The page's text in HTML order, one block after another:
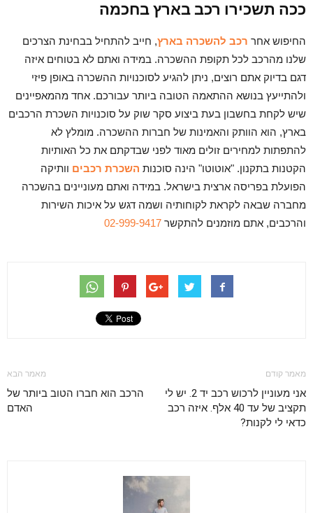
ככה תשכירו רכב בארץ בחכמה
החיפוש אחר רכב להשכרה בארץ, חייב להתחיל בבחינת הצרכים
שלנו מהרכב לכל תקופת ההשכרה. במידה ואתם לא בטוחים איזה
דגם בדיוק אתם רוצים, ניתן להגיע לסוכנויות ההשכרה באופן פיזי
ולהתייעץ בנושא ההתאמה הטובה ביותר עבורכם. אחד מהמאפיינים
שיש לקחת בחשבון בעת ביצוע סקר שוק על סוכנויות השכרת הרכבים
בארץ, הוא הוותק והאמינות של חברות ההשכרה. מומלץ לא
להתפתות למחירים זולים מאוד לפני שבדקתם את כל האותיות
הקטנות בתקנון. "אוטוטו" הינה סוכנות השכרת רכבים וותיקה
הפועלת בפריסה ארצית בישראל. במידה ואתם מעוניינים בהשכרה
מחברה שבאה לקראת לקוחותיה ושמה דגש על איכות השירות
והרכבים, אתם מוזמנים להתקשר 02-999-9417
מאמר קודם
אני מעוניין לרכוש רכב יד 2. יש לי
תקציב של עד 40 אלף. איזה רכב
כדאי לי לקנות?
מאמר הבא
הרכב הוא חברו הטוב ביותר של
האדם